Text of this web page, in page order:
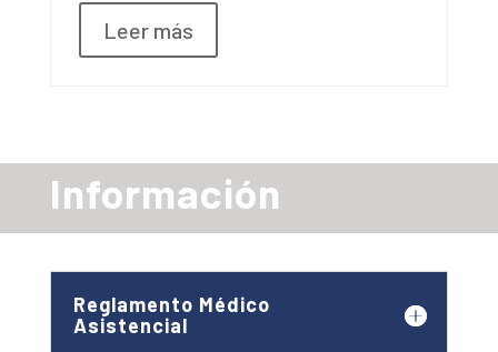
Leer más
Información
Reglamento Médico
Asistencial